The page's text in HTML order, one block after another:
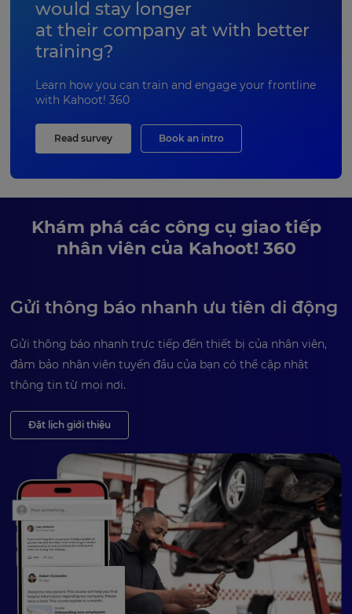
would stay longer
at their company at with better
training?
Learn how you can train and engage your frontline
with Kahoot! 360
Read survey Book an intro
Khám phá các công cụ giao tiếp
nhân viên của Kahoot! 360
Gửi thông báo nhanh ưu tiên di động
Gửi thông báo nhanh trực tiếp đến thiết bị của nhân viên,
đảm bảo nhân viên tuyến đầu của bạn có thể cập nhật
thông tin từ mọi nơi.
Đặt lịch giới thiệu